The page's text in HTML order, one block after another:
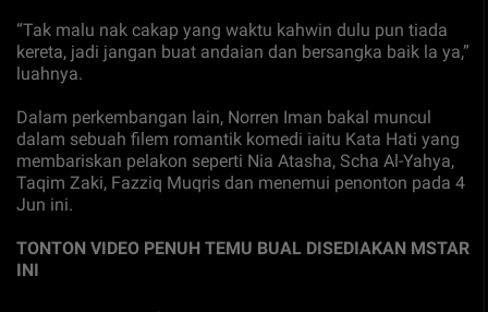
“Tak malu nak cakap yang waktu kahwin dulu pun tiada
kereta, jadi jangan buat andaian dan bersangka baik la ya,”
luahnya.
Dalam perkembangan lain, Norren Iman bakal muncul
dalam sebuah filem romantik komedi iaitu Kata Hati yang
membariskan pelakon seperti Nia Atasha, Scha Al-Yahya,
Taqim Zaki, Fazziq Muqris dan menemui penonton pada 4
Jun ini.
TONTON VIDEO PENUH TEMU BUAL DISEDIAKAN MSTAR
INI